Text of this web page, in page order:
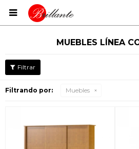

MUEBLES LÍNEA
Filtrando por: Muebles